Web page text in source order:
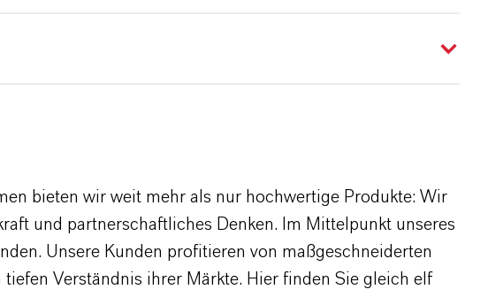
bieten wir weit mehr als nur hochwertige Produkte: Wir
und partnerschaftliches Denken. Im Mittelpunkt unseres
Unsere Kunden profitieren von maßgeschneiderten
Verständnis ihrer Märkte. Hier finden Sie gleich elf